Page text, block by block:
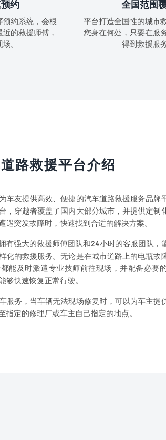
约
预约系统，会根
的救援师傅，
。
全国范围
平台打造全国性的城市
您身在何处，只要在服
得到救援服务
路救援平台介绍
车友提供高效、便捷的汽车道路救援服务品牌
，穿越者覆盖了国内大部分城市，并提供定制
遇突发故障时，快速找到合适的解决方案。
有强大的救援师傅团队和24小时的客服团队，
化的救援服务。无论是在城市道路上的电瓶故
能及时派遣专业技师前往现场，并配备必要
够快速恢复正常行驶。
服务，当车辆无法现场修复时，可以为车主提
指定的修理厂或车主自己指定的地点。